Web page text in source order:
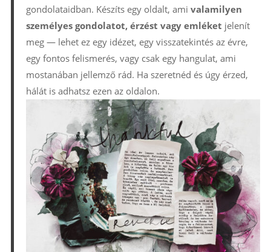
gondolataidban. Készíts egy oldalt, ami valamilyen
személyes gondolatot, érzést vagy emléket jelenít
meg — lehet ez egy idézet, egy visszatekintés az évre,
egy fontos felismerés, vagy csak egy hangulat, ami
mostanában jellemző rád. Ha szeretnéd és úgy érzed,
hálát is adhatsz ezen az oldalon.